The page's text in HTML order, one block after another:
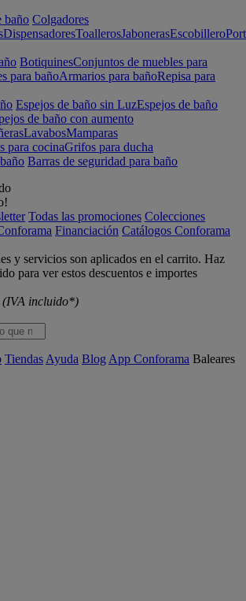
baño Colgadores
DispensadoresToallerosJabonerasEscobillero
BotiquinesConjuntos de muebles para
para bañoArmarios para bañoRepisa para
Espejos de baño sin LuzEspejos de baño
de baño con aumento
LavabosMamparas
para cocinaGrifos para ducha
Barras de seguridad para baño
Todas las promociones Colecciones
Financiación Catálogos Conforama
y servicios son aplicados en el carrito. Haz
para ver estos descuentos e importes
(IVA incluido*)
Tiendas Ayuda Blog App Conforama Baleares